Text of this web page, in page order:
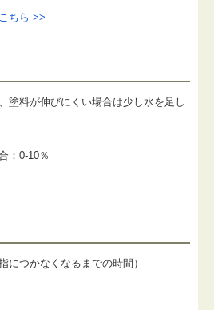
ちら >>
塗料が伸びにくい場合は少し水を足し
：0-10％
つかなくなるまでの時間）